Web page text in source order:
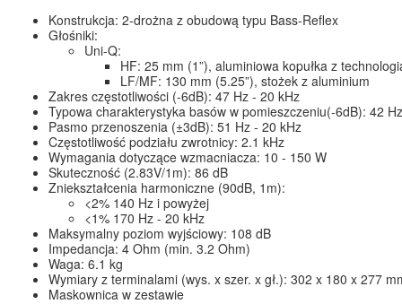
Konstrukcja: 2-drożna z obudową typu Bass-Reflex
Głośniki:
Uni-Q:
HF: 25 mm (1”), aluminiowa kopułka z
LF/MF: 130 mm (5.25”), stożek z aluminium
Zakres częstotliwości (-6dB): 47 Hz - 20 kHz
Typowa charakterystyka basów w pomieszczeniu(-6dB): 42 Hz
Pasmo przenoszenia (±3dB): 51 Hz - 20 kHz
Częstotliwość podziału zwrotnicy: 2.1 kHz
Wymagania dotyczące wzmacniacza: 10 - 150 W
Skuteczność (2.83V/1m): 86 dB
Zniekształcenia harmoniczne (90dB, 1m):
<2% 140 Hz i powyżej
<1% 170 Hz - 20 kHz
Maksymalny poziom wyjściowy: 108 dB
Impedancja: 4 Ohm (min. 3.2 Ohm)
Waga: 6.1 kg
Wymiary z terminalami (wys. x szer. x gł.): 302 x 180 x 277
Maskownica w zestawie